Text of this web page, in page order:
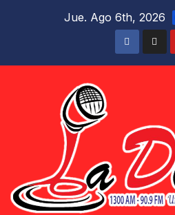
Jue. Ago 6th, 2026